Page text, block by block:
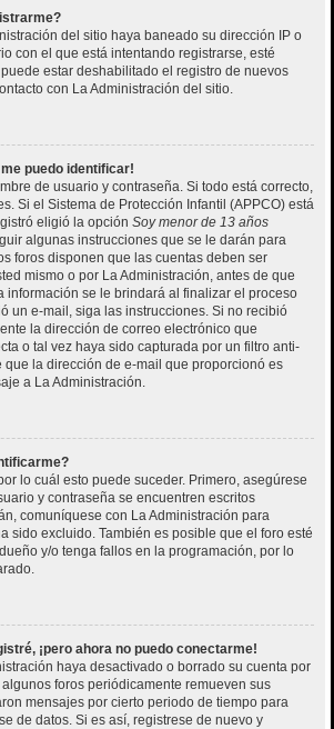
del sitio haya baneado su dirección IP o
con el que está intentando registrarse, esté
estar deshabilitado el registro de nuevos
con La Administración del sitio.
puedo identificar!
de usuario y contraseña. Si todo está correcto,
Si el Sistema de Protección Infantil (APPCO) está
eligió la opción Soy menor de 13 años
algunas instrucciones que se le darán para
foros disponen que las cuentas deben ser
mismo o por La Administración, antes de que
información se le brindará al finalizar el proceso
un e-mail, siga las instrucciones. Si no recibió
la dirección de correo electrónico que
o tal vez haya sido capturada por un filtro anti-
que la dirección de e-mail que proporcionó es
a La Administración.
lo cuál esto puede suceder. Primero, asegúrese
y contraseña se encuentren escritos
comuníquese con La Administración para
sido excluido. También es posible que el foro esté
y/o tenga fallos en la programación, por lo
¡pero ahora no puedo conectarme!
haya desactivado o borrado su cuenta por
foros periódicamente remueven sus
mensajes por cierto periodo de tiempo para
de datos. Si es así, registrese de nuevo y